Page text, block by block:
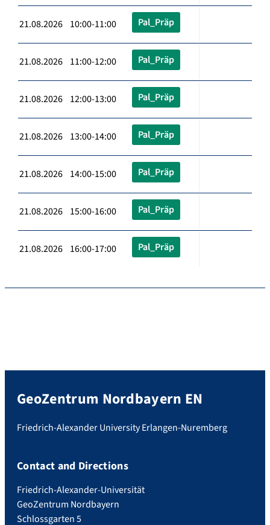
21.08.2026 10:00-11:00 Pal_Präp
21.08.2026 11:00-12:00 Pal_Präp
21.08.2026 12:00-13:00 Pal_Präp
21.08.2026 13:00-14:00 Pal_Präp
21.08.2026 14:00-15:00 Pal_Präp
21.08.2026 15:00-16:00 Pal_Präp
21.08.2026 16:00-17:00 Pal_Präp
GeoZentrum Nordbayern EN
Friedrich-Alexander University Erlangen-Nuremberg
Contact and Directions
Friedrich-Alexander-Universität
GeoZentrum Nordbayern
Schlossgarten 5